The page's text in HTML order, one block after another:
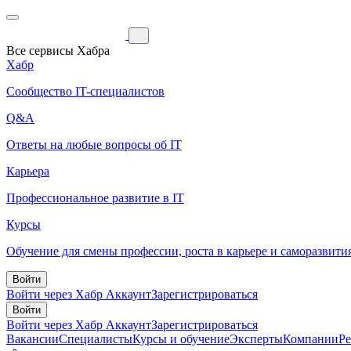
Все сервисы Хабра
Хабр
Сообщество IT-специалистов
Q&A
Ответы на любые вопросы об IT
Карьера
Профессиональное развитие в IT
Курсы
Обучение для смены профессии, роста в карьере и
Войти
Войти через Хабр АккаунтЗарегистрироваться
Войти
Войти через Хабр АккаунтЗарегистрироваться
ВакансииСпециалистыКурсы и обучениеЭкспертыКомпании